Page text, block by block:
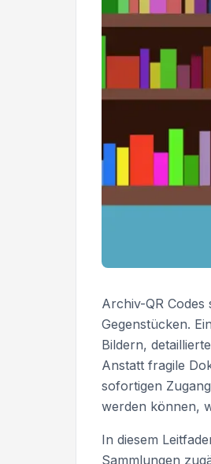
Archiv-QR
Gegenstücken.
Bildern,
Anstatt fragile
sofortigen
werden können,
In diesem
Sammlungen